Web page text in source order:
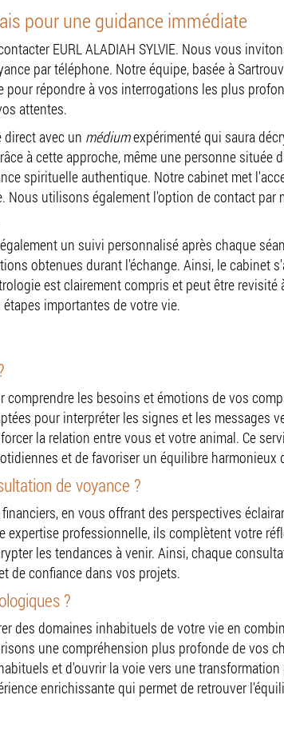
téléphone
pour une guidance immédiate
EURL ALADIAH SYLVIE. Nous vous
par téléphone. Notre équipe, basée à
répondre à vos interrogations les plus
attentes.
avec un médiumexpérimenté qui saura
à cette approche, même une personne située
spirituelle authentique. Notre cabinet met
utilisons également l'option de contact par
un suivi personnalisé après chaque
obtenues durant l'échange. Ainsi, le cabinet
est clairement compris et peut être
importantes de votre vie.
les besoins et émotions de vos
pour interpréter les signes et les messages
la relation entre vous et votre animal. Ce
et de favoriser un équilibre harmonieux
de voyance ?
en vous offrant des perspectives
professionnelle, ils complètent votre
les tendances à venir. Ainsi, chaque
de confiance dans vos projets.
?
des domaines inhabituels de votre vie en
une compréhension plus profonde de vos
et d'ouvrir la voie vers une
enrichissante qui permet de retrouver